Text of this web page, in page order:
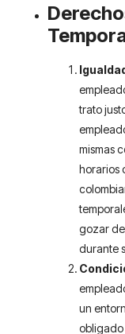
trato
mismas
horarios
gozar
durante
un
obligado